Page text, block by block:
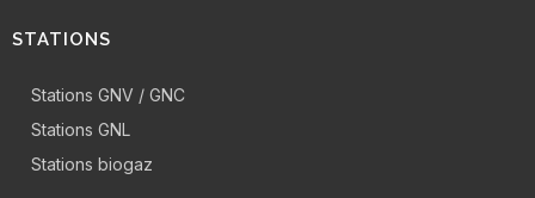
STATIONS
Stations GNV / GNC
Stations GNL
Stations biogaz